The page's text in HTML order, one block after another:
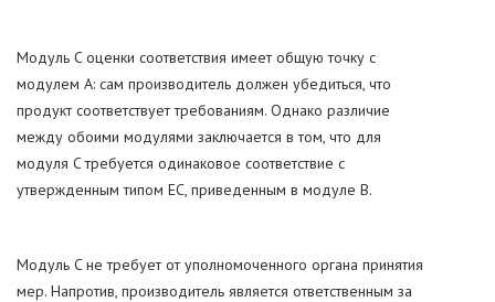
Модуль C оценки соответствия имеет общую точку с
модулем A: сам производитель должен убедиться, что
продукт соответствует требованиям. Однако различие
между обоими модулями заключается в том, что для
модуля C требуется одинаковое соответствие с
утвержденным типом EC, приведенным в модуле B.
Модуль C не требует от уполномоченного органа принятия
мер. Напротив, производитель является ответственным за